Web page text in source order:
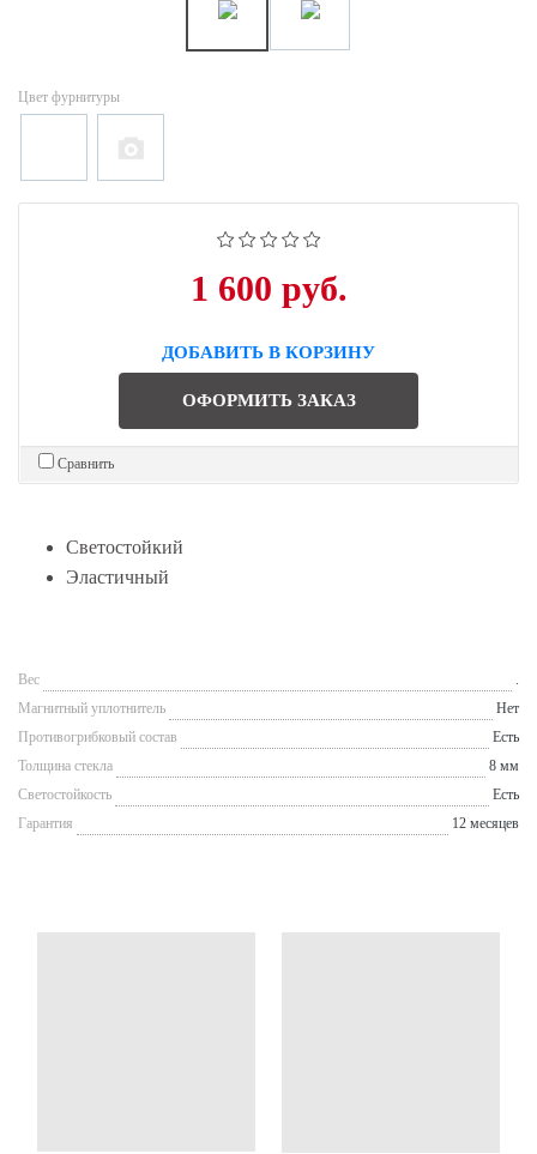
Цвет фурнитуры
1 600 руб.
ДОБАВИТЬ В КОРЗИНУ
ОФОРМИТЬ ЗАКАЗ
Сравнить
Светостойкий
Эластичный
Вес
.
Магнитный уплотнитель
Нет
Противогрибковый состав
Есть
Толщина стекла
8 мм
Светостойкость
Есть
Гарантия
12 месяцев